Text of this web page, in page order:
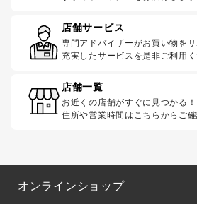
店舗サービス
専門アドバイザーがお買い物をサ
充実したサービスを是非ご利用く
店舗一覧
お近くの店舗がすぐに見つかる！
住所や営業時間はこちらからご確
オンラインショップ